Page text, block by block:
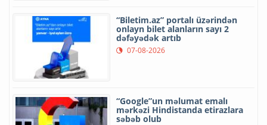
“Biletim.az” portalı üzərindən
onlayn bilet alanların sayı 2
dəfəyədək artıb
07-08-2026
“Google”un məlumat emalı
mərkəzi Hindistanda etirazlara
səbəb olub